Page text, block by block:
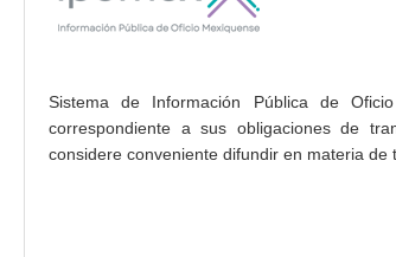
Sistema de Información Pública de
correspondiente a sus obligaciones de
considere conveniente difundir en materia de